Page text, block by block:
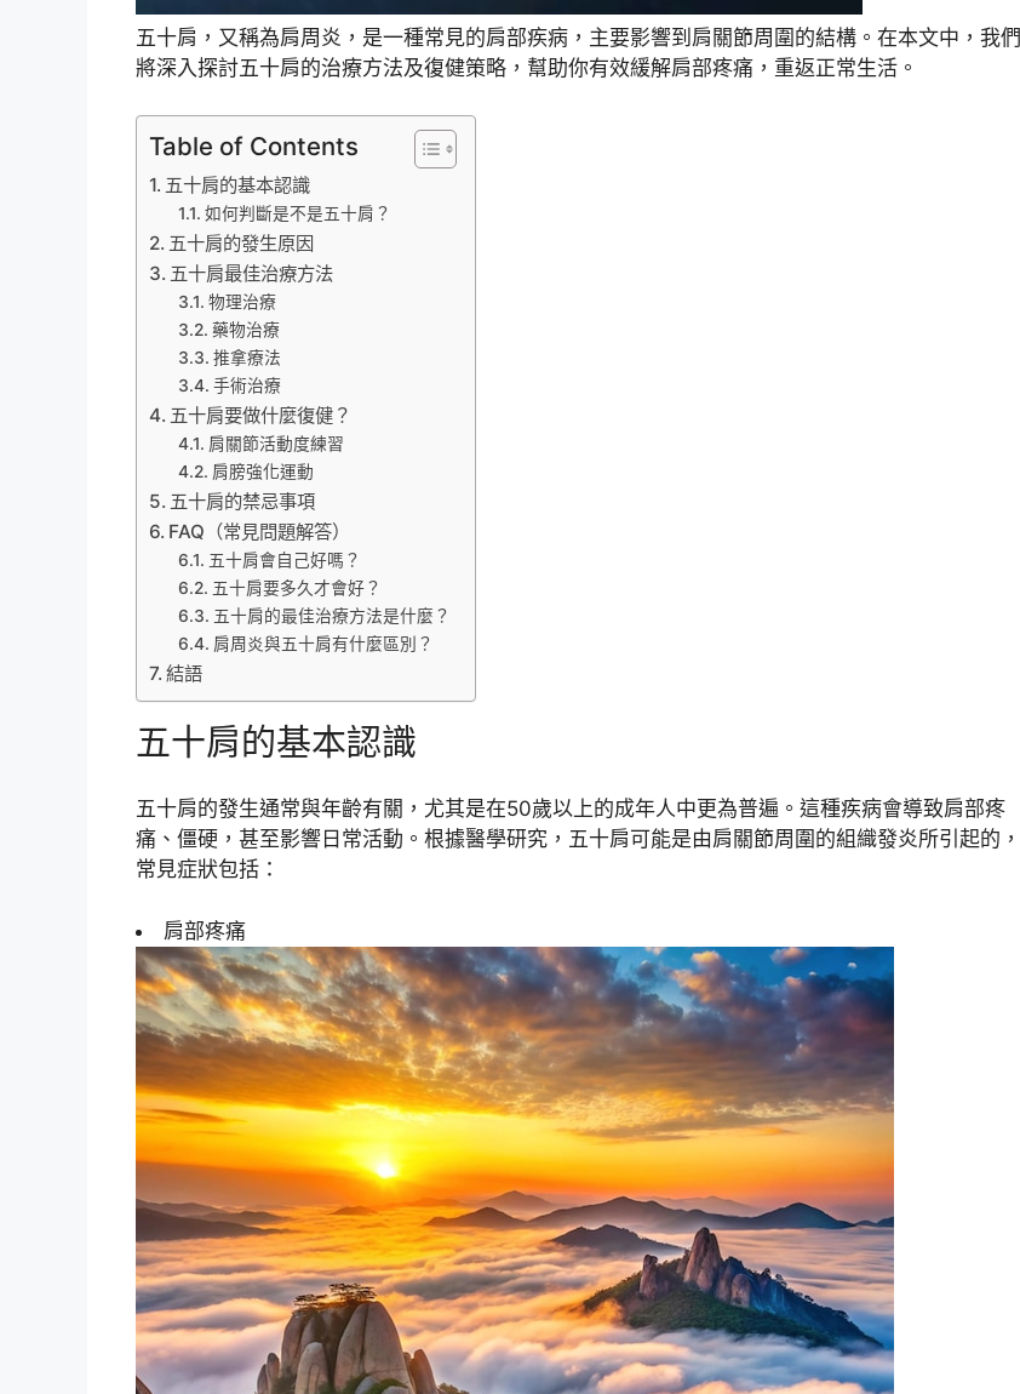
五十肩，又稱為肩周炎，是一種常見的肩部疾病，主要影響到肩關節周圍的結構。在本文中，我們
將深入探討五十肩的治療方法及復健策略，幫助你有效緩解肩部疼痛，重返正常生活。
Table of Contents
五十肩的基本認識
如何判斷是不是五十肩？
五十肩的發生原因
五十肩最佳治療方法
物理治療
藥物治療
推拿療法
手術治療
五十肩要做什麼復健？
肩關節活動度練習
肩膀強化運動
五十肩的禁忌事項
FAQ（常見問題解答）
五十肩會自己好嗎？
五十肩要多久才會好？
五十肩的最佳治療方法是什麼？
肩周炎與五十肩有什麼區別？
結語
五十肩的基本認識
五十肩的發生通常與年齡有關，尤其是在50歲以上的成年人中更為普遍。這種疾病會導致肩部疼
痛、僵硬，甚至影響日常活動。根據醫學研究，五十肩可能是由肩關節周圍的組織發炎所引起的，
常見症狀包括：
肩部疼痛